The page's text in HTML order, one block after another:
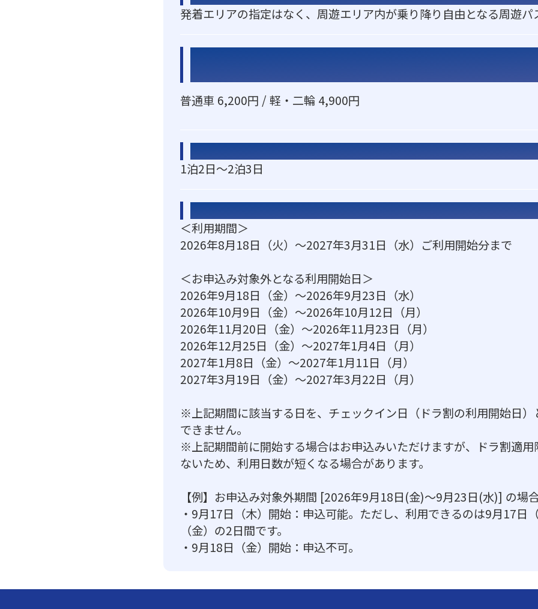
発着エリアの指定はなく、周遊エリア内が乗り降り自由となる周遊パ
普通車 6,200円 / 軽・二輪 4,900円
1泊2日～2泊3日
＜利用期間＞
2026年8月18日（火）～2027年3月31日（水）ご利用開始分まで
＜お申込み対象外となる利用開始日＞
2026年9月18日（金）～2026年9月23日（水）
2026年10月9日（金）～2026年10月12日（月）
2026年11月20日（金）～2026年11月23日（月）
2026年12月25日（金）～2027年1月4日（月）
2027年1月8日（金）～2027年1月11日（月）
2027年3月19日（金）～2027年3月22日（月）
※上記期間に該当する日を、チェックイン日（ドラ割の利用開始日）
できません。
※上記期間前に開始する場合はお申込みいただけますが、ドラ割適
ないため、利用日数が短くなる場合があります。
【例】お申込み対象外期間 [2026年9月18日(金)～9月23日(水)] の場
・9月17日（木）開始：申込可能。ただし、利用できるのは9月17日
（金）の2日間です。
・9月18日（金）開始：申込不可。